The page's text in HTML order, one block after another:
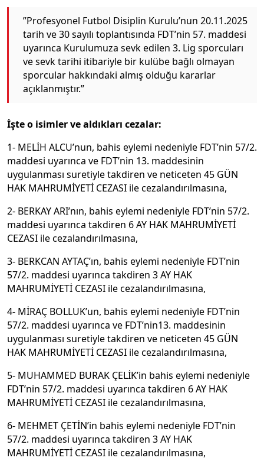
”Profesyonel Futbol Disiplin Kurulu’nun 20.11.2025
tarih ve 30 sayılı toplantısında FDT’nin 57. maddesi
uyarınca Kurulumuza sevk edilen 3. Lig sporcuları
ve sevk tarihi itibariyle bir kulübe bağlı olmayan
sporcular hakkındaki almış olduğu kararlar
açıklanmıştır.”
İşte o isimler ve aldıkları cezalar:
1- MELİH ALCU’nun, bahis eylemi nedeniyle FDT’nin 57/2.
maddesi uyarınca ve FDT’nin 13. maddesinin
uygulanması suretiyle takdiren ve neticeten 45 GÜN
HAK MAHRUMİYETİ CEZASI ile cezalandırılmasına,
2- BERKAY ARI’nın, bahis eylemi nedeniyle FDT’nin 57/2.
maddesi uyarınca takdiren 6 AY HAK MAHRUMİYETİ
CEZASI ile cezalandırılmasına,
3- BERKCAN AYTAÇ’ın, bahis eylemi nedeniyle FDT’nin
57/2. maddesi uyarınca takdiren 3 AY HAK
MAHRUMİYETİ CEZASI ile cezalandırılmasına,
4- MİRAÇ BOLLUK’un, bahis eylemi nedeniyle FDT’nin
57/2. maddesi uyarınca ve FDT’nin13. maddesinin
uygulanması suretiyle takdiren ve neticeten 45 GÜN
HAK MAHRUMİYETİ CEZASI ile cezalandırılmasına,
5- MUHAMMED BURAK ÇELİK’in bahis eylemi nedeniyle
FDT’nin 57/2. maddesi uyarınca takdiren 6 AY HAK
MAHRUMİYETİ CEZASI ile cezalandırılmasına,
6- MEHMET ÇETİN’in bahis eylemi nedeniyle FDT’nin
57/2. maddesi uyarınca takdiren 3 AY HAK
MAHRUMİYETİ CEZASI ile cezalandırılmasına,